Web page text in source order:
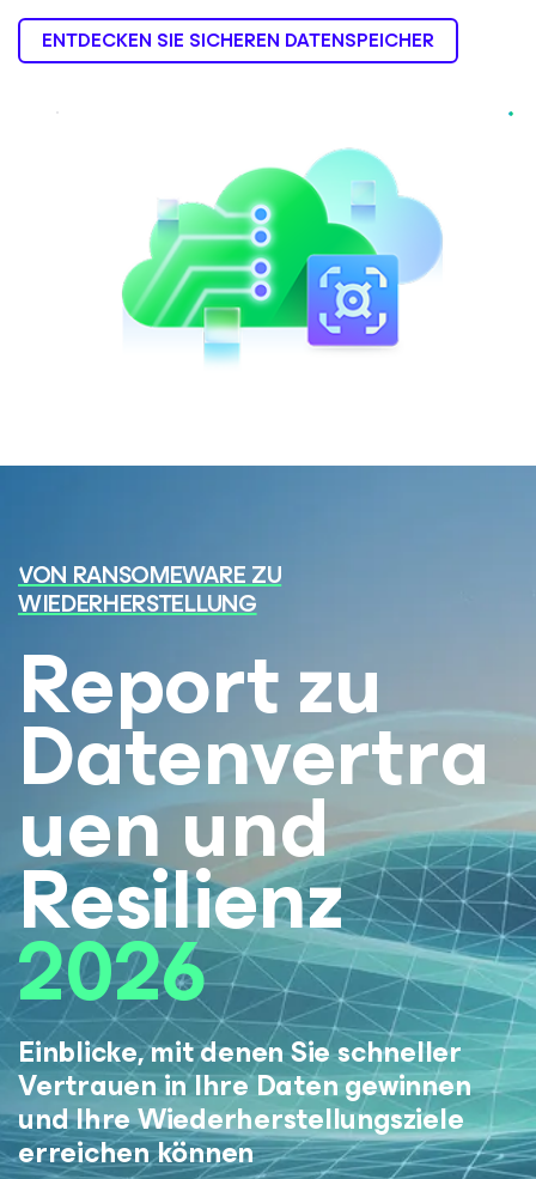
ENTDECKEN SIE SICHEREN DATENSPEICHER
VON RANSOMEWARE ZU
WIEDERHERSTELLUNG
Report zu
Datenvertra
uen und
Resilienz
2026
Einblicke, mit denen Sie schneller
Vertrauen in Ihre Daten gewinnen
und Ihre Wiederherstellungsziele
erreichen können